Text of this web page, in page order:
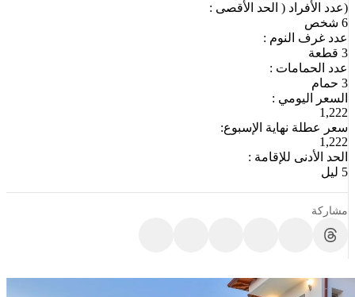
(عدد الأفراد ( الحد الأقصى :
6 شخص
عدد غرف النوم :
3 قطعة
عدد الحمامات :
3 حمام
السعر اليومي :
1,222
سعر عطلة نهاية الإسبوع:
1,222
الحد الأدنى للإقامة :
5 ليل
مشاركة